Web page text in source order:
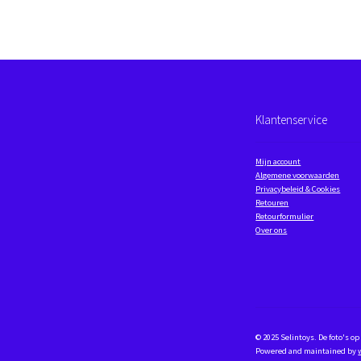
Klantenservice
Mijn account
Algemene voorwaarden
Privacybeleid & Cookies
Retouren
Retourformulier
Over ons
© 2025 Selintoys. De foto's
Powered and maintained by